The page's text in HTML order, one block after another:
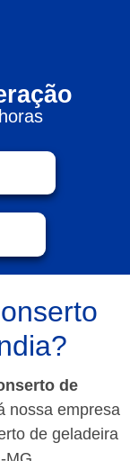
de
nossa empresa
de geladeira